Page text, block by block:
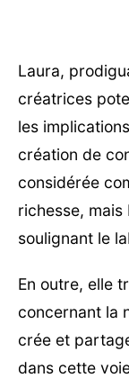
Laura,
créatrices
les
création de
considérée
richesse,
soulignant le
En outre, elle
concernant la
crée et
dans cette